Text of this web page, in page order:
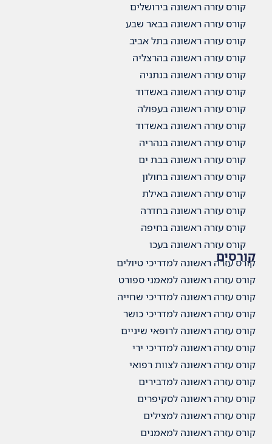
קורס עזרה ראשונה בירושלים
קורס עזרה ראשונה בבאר שבע
קורס עזרה ראשונה בתל אביב
קורס עזרה ראשונה בהרצליה
קורס עזרה ראשונה בנתניה
קורס עזרה ראשונה באשדוד
קורס עזרה ראשונה בעפולה
קורס עזרה ראשונה באשדוד
קורס עזרה ראשונה בנהריה
קורס עזרה ראשונה בבת ים
קורס עזרה ראשונה בחולון
קורס עזרה ראשונה באילת
קורס עזרה ראשונה בחדרה
קורס עזרה ראשונה בחיפה
קורס עזרה ראשונה בעכו
קורסים
קורס עזרה ראשונה למדריכי טיולים
קורס עזרה ראשונה למאמני ספורט
קורס עזרה ראשונה למדריכי שחייה
קורס עזרה ראשונה למדריכי כושר
קורס עזרה ראשונה לרופאי שיניים
קורס עזרה ראשונה למדריכי ירי
קורס עזרה ראשונה לצוות רפואי
קורס עזרה ראשונה למדבירים
קורס עזרה ראשונה לסקיפרים
קורס עזרה ראשונה למצילים
קורס עזרה ראשונה למאמנים